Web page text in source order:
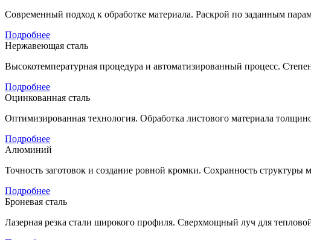
Современный подход к обработке материала. Раскрой по заданным
Подробнее
Нержавеющая сталь
Высокотемпературная процедура и автоматизированный процесс.
Подробнее
Оцинкованная сталь
Оптимизированная технология. Обработка листового материала
Подробнее
Алюминий
Точность заготовок и создание ровной кромки. Сохранность
Подробнее
Броневая сталь
Лазерная резка стали широкого профиля. Сверхмощный луч для